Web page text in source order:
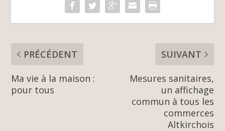
PRÉCÉDENT
Ma vie à la maison :
pour tous
SUIVANT
Mesures sanitaires,
un affichage
commun à tous les
commerces
Altkirchois